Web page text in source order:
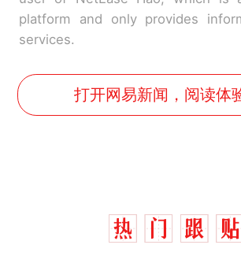
platform and only provides
services.
打开网易新闻，阅读体
热
那个在床头放
因老师一句“跟我回